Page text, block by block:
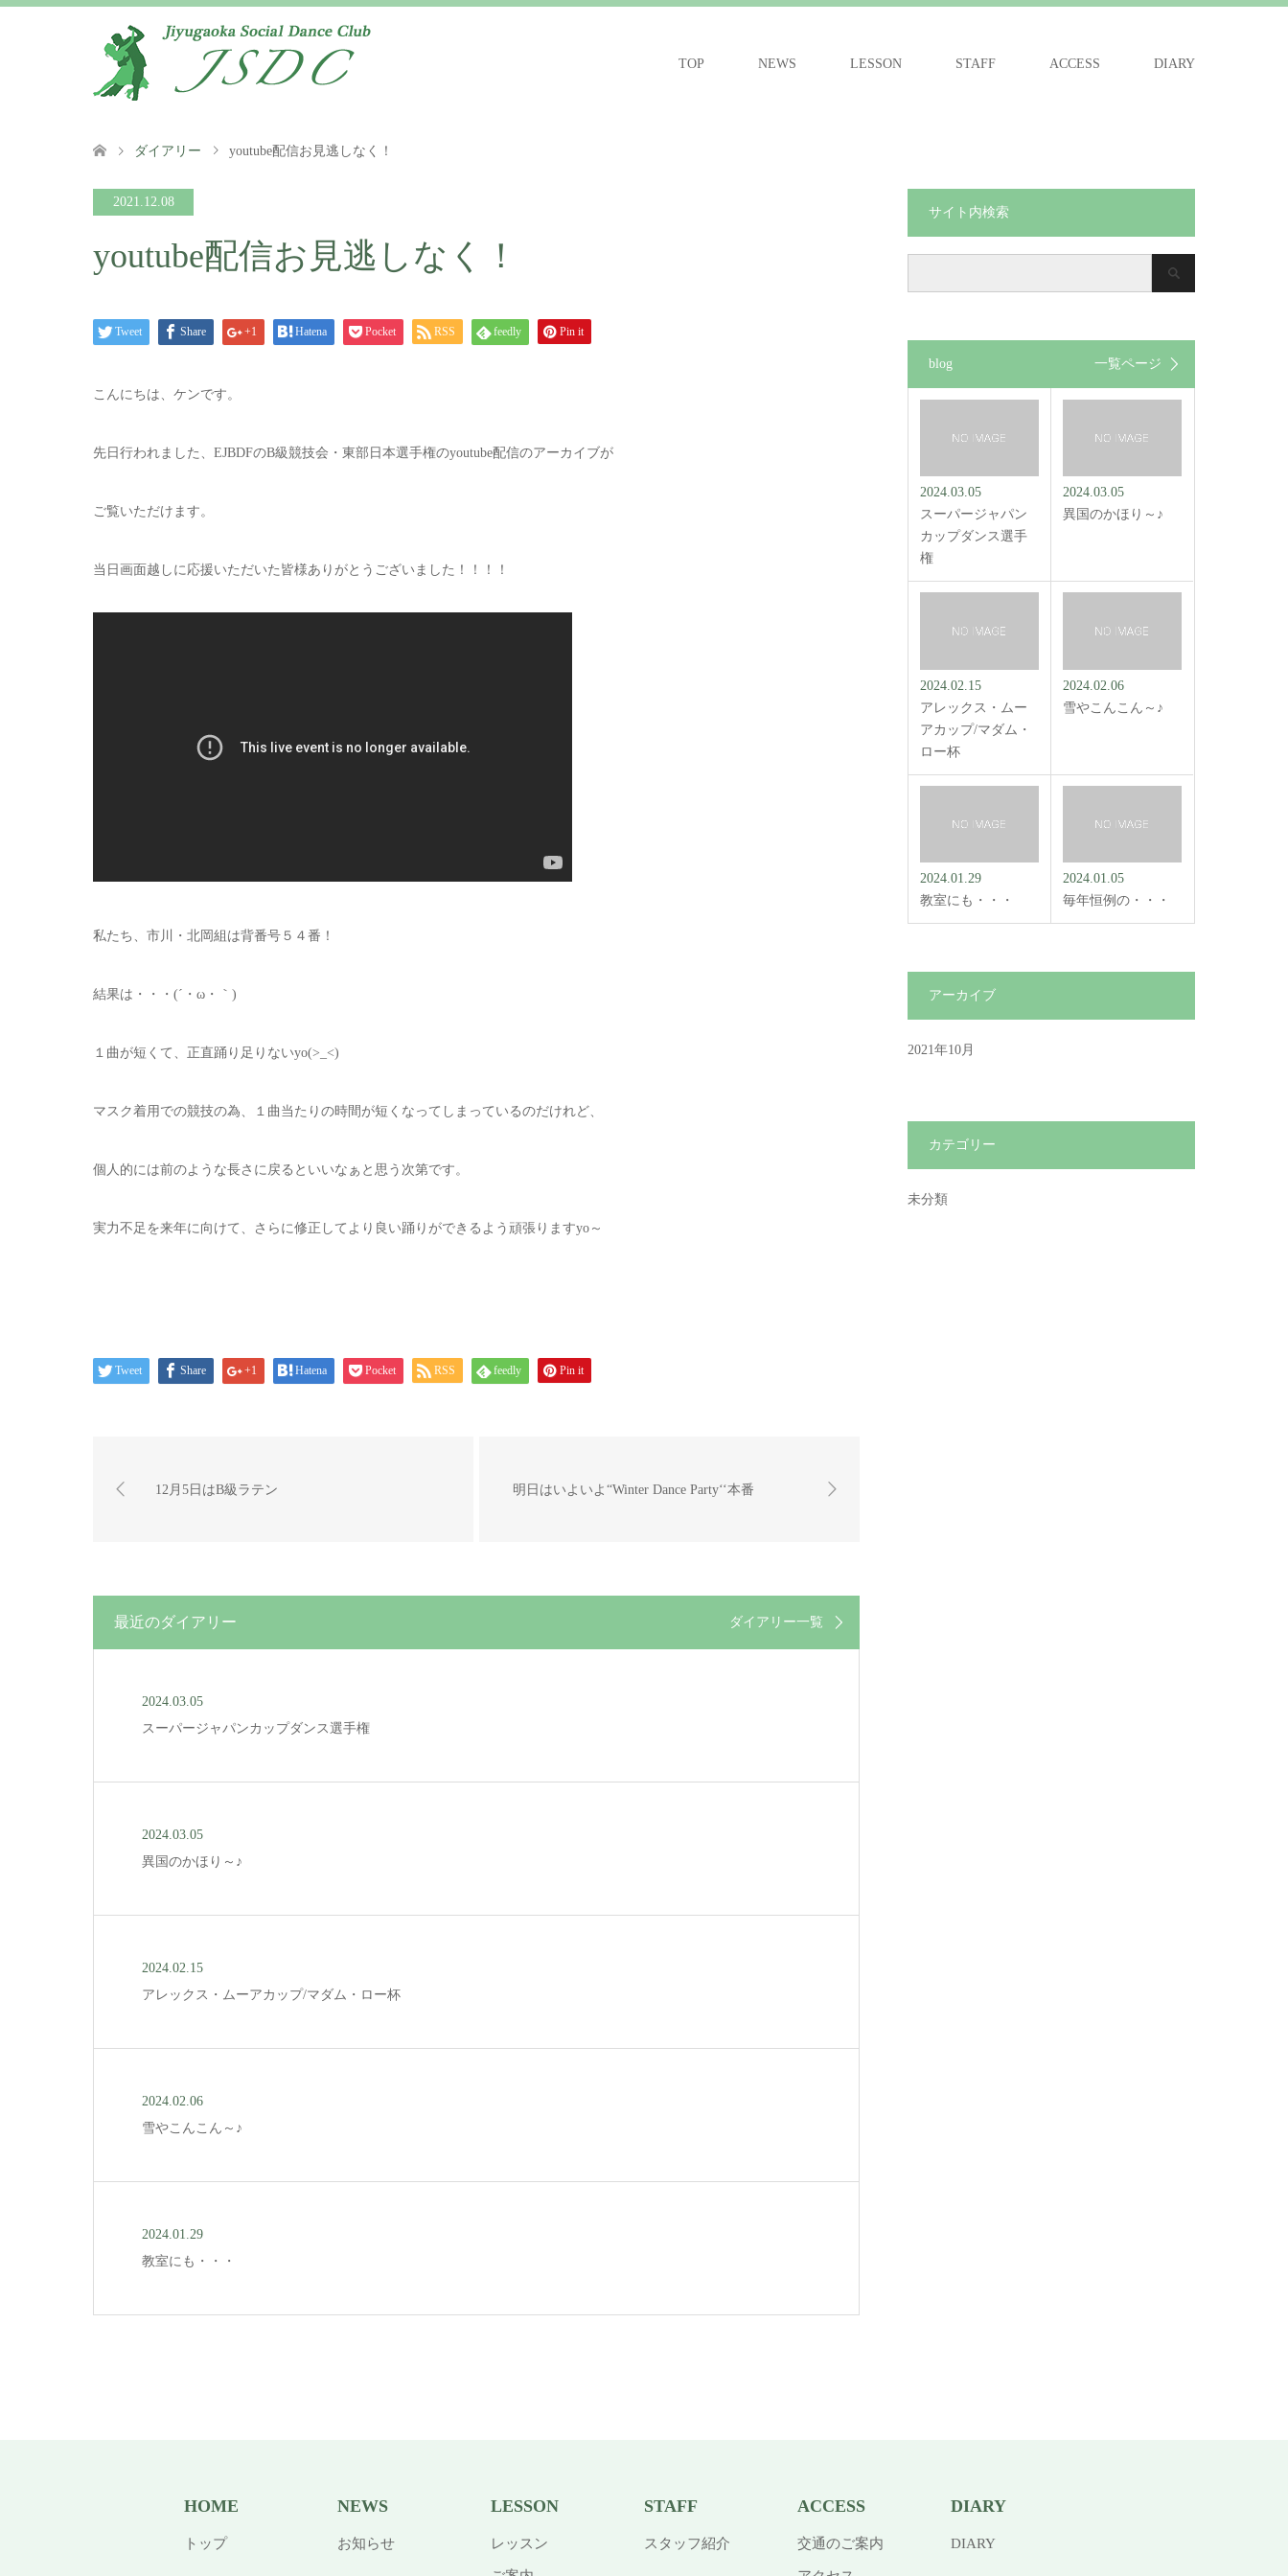
TOP NEWS LESSON STAFF ACCESS DIARY
ダイアリー youtube配信お見逃しなく！
2021.12.08
youtube配信お見逃しなく！
Tweet Share +1 Hatena Pocket RSS feedly Pin it
こんにちは、ケンです。
先日行われました、EJBDFのB級競技会・東部日本選手権のyoutube配信のアーカイブが
ご覧いただけます。
当日画面越しに応援いただいた皆様ありがとうございました！！！！
私たち、市川・北岡組は背番号５４番！
結果は・・・(´・ω・｀)
１曲が短くて、正直踊り足りないyo(>_<)
マスク着用での競技の為、１曲当たりの時間が短くなってしまっているのだけれど、
個人的には前のような長さに戻るといいなぁと思う次第です。
実力不足を来年に向けて、さらに修正してより良い踊りができるよう頑張りますyo～
Tweet Share +1 Hatena Pocket RSS feedly Pin it
12月5日はB級ラテン 明日はいよいよ“Winter Dance Party‘‘本番
最近のダイアリー ダイアリー一覧
2024.03.05
スーパージャパンカップダンス選手権
2024.03.05
異国のかほり～♪
2024.02.15
アレックス・ムーアカップ/マダム・ロー杯
2024.02.06
雪やこんこん～♪
2024.01.29
教室にも・・・
サイト内検索
blog 一覧ページ
2024.03.05
スーパージャパン
カップダンス選手
権
2024.03.05
異国のかほり～♪
2024.02.15
アレックス・ムー
アカップ/マダム・
ロー杯
2024.02.06
雪やこんこん～♪
2024.01.29
教室にも・・・
2024.01.05
毎年恒例の・・・
アーカイブ
2021年10月
カテゴリー
未分類
HOME
トップ
NEWS
お知らせ
LESSON
レッスン
STAFF
スタッフ紹介
ACCESS
交通のご案内
DIARY
DIARY